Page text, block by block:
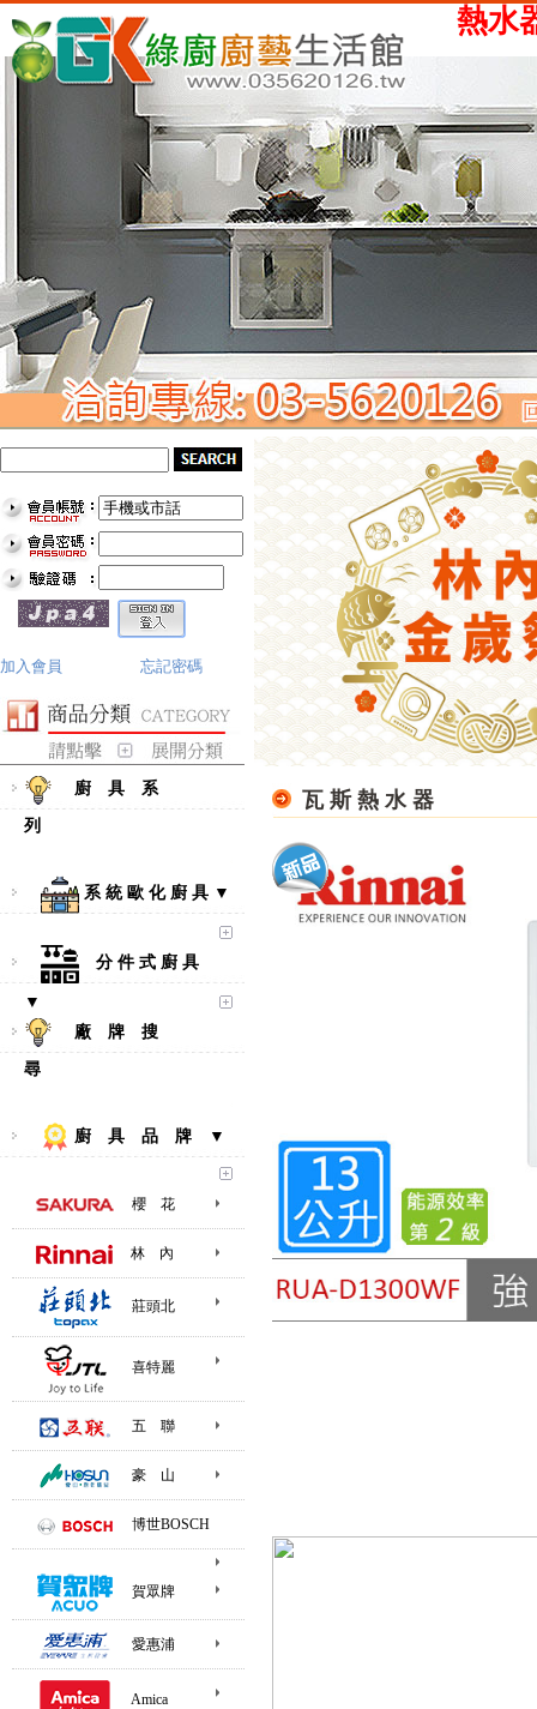
熱水器、瓦斯爐
加入會員 忘記密碼
廚 具 系
列
系 統 歐 化 廚 具 ▼
分 件 式 廚 具
▼
廠 牌 搜
尋
廚 具 品 牌 ▼
櫻 花
林 內
莊頭北
喜特麗
五 聯
豪 山
博世BOSCH
賀眾牌
愛惠浦
Amica
瓦 斯 熱 水 器